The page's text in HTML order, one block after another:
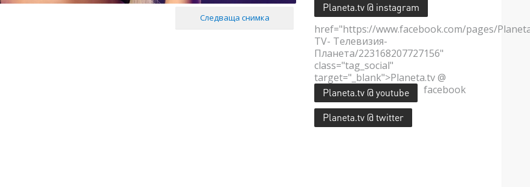
Следваща снимка
Planeta.tv @ instagram
href="https://www.facebook.com/pages/
TV- Телевизия-
Планета/223168207727156"
class="tag_social"
target="_blank">Planeta.tv @
facebook
Planeta.tv @ youtube
Planeta.tv @ twitter